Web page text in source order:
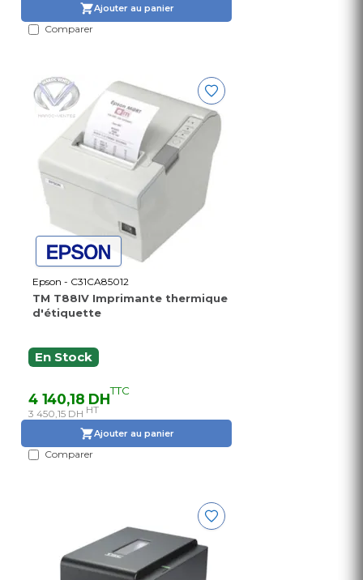
Ajouter au panier
Comparer
Epson - C31CA85012
TM T88IV Imprimante thermique
d'étiquette
En Stock
4 140,18 DHTTC
3 450,15 DH HT
Ajouter au panier
Comparer